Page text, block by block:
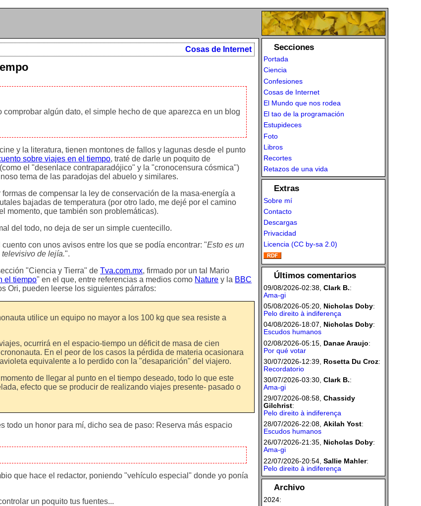
Cosas de Internet
algún dato, el simple hecho de que aparezca en un blog
y la literatura, tienen montones de fallos y lagunas desde el punto
sobre viajes en el tiempo, traté de darle un poquito de
el "desenlace contraparadójico" y la "cronocensura cósmica")
tema de las paradojas del abuelo y similares.
de compensar la ley de conservación de la masa-energía a
bajadas de temperatura (por otro lado, me dejé por el camino
momento, que también son problemáticas).
del todo, no deja de ser un simple cuentecillo.
con unos avisos entre los que se podía encontrar: "Esto es un
de lejía.".
"Ciencia y Tierra" deTva.com.mx, firmado por un tal Mario
el tiempo" en el que, entre referencias a medios como Nature y la BBC
Ori, pueden leerse los siguientes párrafos:
utilice un equipo no mayor a los 100 kg que sea resiste a
ocurrirá en el espacio-tiempo un déficit de masa de cien
En el peor de los casos la pérdida de materia ocasionara
equivalente a lo perdido con la "desaparición" del viajero.
de llegar al punto en el tiempo deseado, todo lo que este
efecto que se producir de realizando viajes presente- pasado o
todo un honor para mí, dicho sea de paso: Reserva más espacio
que hace el redactor, poniendo "vehículo especial" donde yo ponía
un poquito tus fuentes...
Secciones
Portada
Ciencia
Confesiones
Cosas de Internet
El Mundo que nos rodea
El tao de la programación
Estupideces
Foto
Libros
Recortes
Retazos de una vida
Extras
Sobre mí
Contacto
Descargas
Privacidad
Licencia (CC by-sa 2.0)
Últimos comentarios
09/08/2026-02:38, Clark B.:
Ama-gi
05/08/2026-05:20, Nicholas Doby:
Pelo direito à indiferença
04/08/2026-18:07, Nicholas Doby:
Escudos humanos
02/08/2026-05:15, Danae Araujo:
Por qué votar
30/07/2026-12:39, Rosetta Du Croz:
Recordatorio
30/07/2026-03:30, Clark B.:
Ama-gi
29/07/2026-08:58, Chassidy
Gilchrist:
Pelo direito à indiferença
28/07/2026-22:08, Akilah Yost:
Escudos humanos
26/07/2026-21:35, Nicholas Doby:
Ama-gi
22/07/2026-20:54, Sallie Mahler:
Pelo direito à indiferença
Archivo
2024: